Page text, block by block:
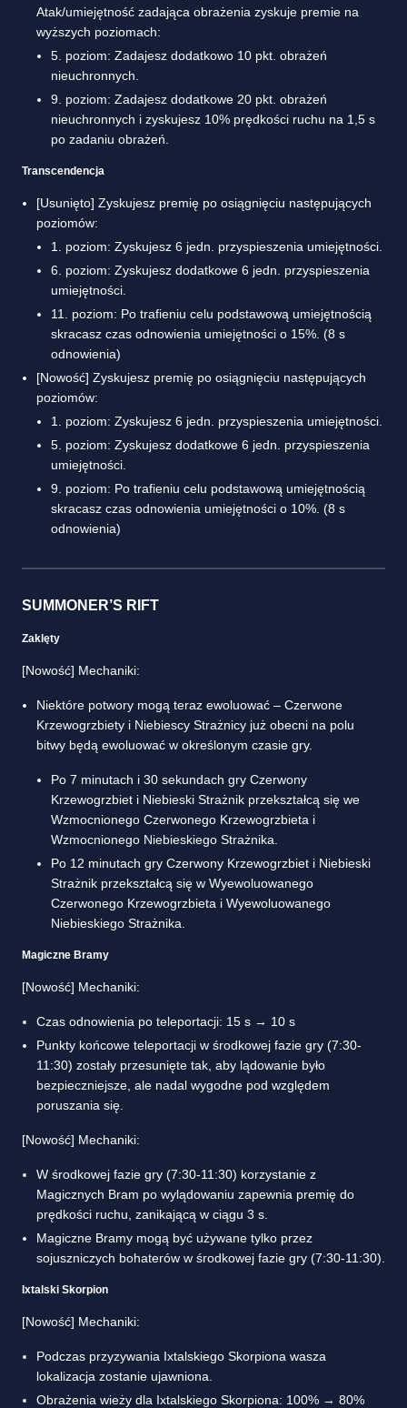
Atak/umiejętność zadająca obrażenia zyskuje premie na
wyższych poziomach:
5. poziom: Zadajesz dodatkowo 10 pkt. obrażeń
nieuchronnych.
9. poziom: Zadajesz dodatkowe 20 pkt. obrażeń
nieuchronnych i zyskujesz 10% prędkości ruchu na 1,5 s
po zadaniu obrażeń.
Transcendencja
[Usunięto] Zyskujesz premię po osiągnięciu następujących
poziomów:
1. poziom: Zyskujesz 6 jedn. przyspieszenia umiejętności.
6. poziom: Zyskujesz dodatkowe 6 jedn. przyspieszenia
umiejętności.
11. poziom: Po trafieniu celu podstawową umiejętnością
skracasz czas odnowienia umiejętności o 15%. (8 s
odnowienia)
[Nowość] Zyskujesz premię po osiągnięciu następujących
poziomów:
1. poziom: Zyskujesz 6 jedn. przyspieszenia umiejętności.
5. poziom: Zyskujesz dodatkowe 6 jedn. przyspieszenia
umiejętności.
9. poziom: Po trafieniu celu podstawową umiejętnością
skracasz czas odnowienia umiejętności o 10%. (8 s
odnowienia)
SUMMONER’S RIFT
Zaklęty
[Nowość] Mechaniki:
Niektóre potwory mogą teraz ewoluować – Czerwone
Krzewogrzbiety i Niebiescy Strażnicy już obecni na polu
bitwy będą ewoluować w określonym czasie gry.
Po 7 minutach i 30 sekundach gry Czerwony
Krzewogrzbiet i Niebieski Strażnik przekształcą się we
Wzmocnionego Czerwonego Krzewogrzbieta i
Wzmocnionego Niebieskiego Strażnika.
Po 12 minutach gry Czerwony Krzewogrzbiet i Niebieski
Strażnik przekształcą się w Wyewoluowanego
Czerwonego Krzewogrzbieta i Wyewoluowanego
Niebieskiego Strażnika.
Magiczne Bramy
[Nowość] Mechaniki:
Czas odnowienia po teleportacji: 15 s → 10 s
Punkty końcowe teleportacji w środkowej fazie gry (7:30-
11:30) zostały przesunięte tak, aby lądowanie było
bezpieczniejsze, ale nadal wygodne pod względem
poruszania się.
[Nowość] Mechaniki:
W środkowej fazie gry (7:30-11:30) korzystanie z
Magicznych Bram po wylądowaniu zapewnia premię do
prędkości ruchu, zanikającą w ciągu 3 s.
Magiczne Bramy mogą być używane tylko przez
sojuszniczych bohaterów w środkowej fazie gry (7:30-11:30).
Ixtalski Skorpion
[Nowość] Mechaniki:
Podczas przyzywania Ixtalskiego Skorpiona wasza
lokalizacja zostanie ujawniona.
Obrażenia wieży dla Ixtalskiego Skorpiona: 100% → 80%